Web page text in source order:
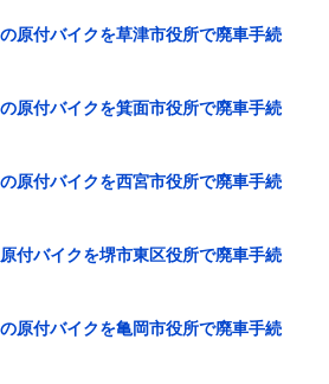
原付バイクを草津市役所で廃車手続
原付バイクを箕面市役所で廃車手続
原付バイクを西宮市役所で廃車手続
付バイクを堺市東区役所で廃車手続
原付バイクを亀岡市役所で廃車手続